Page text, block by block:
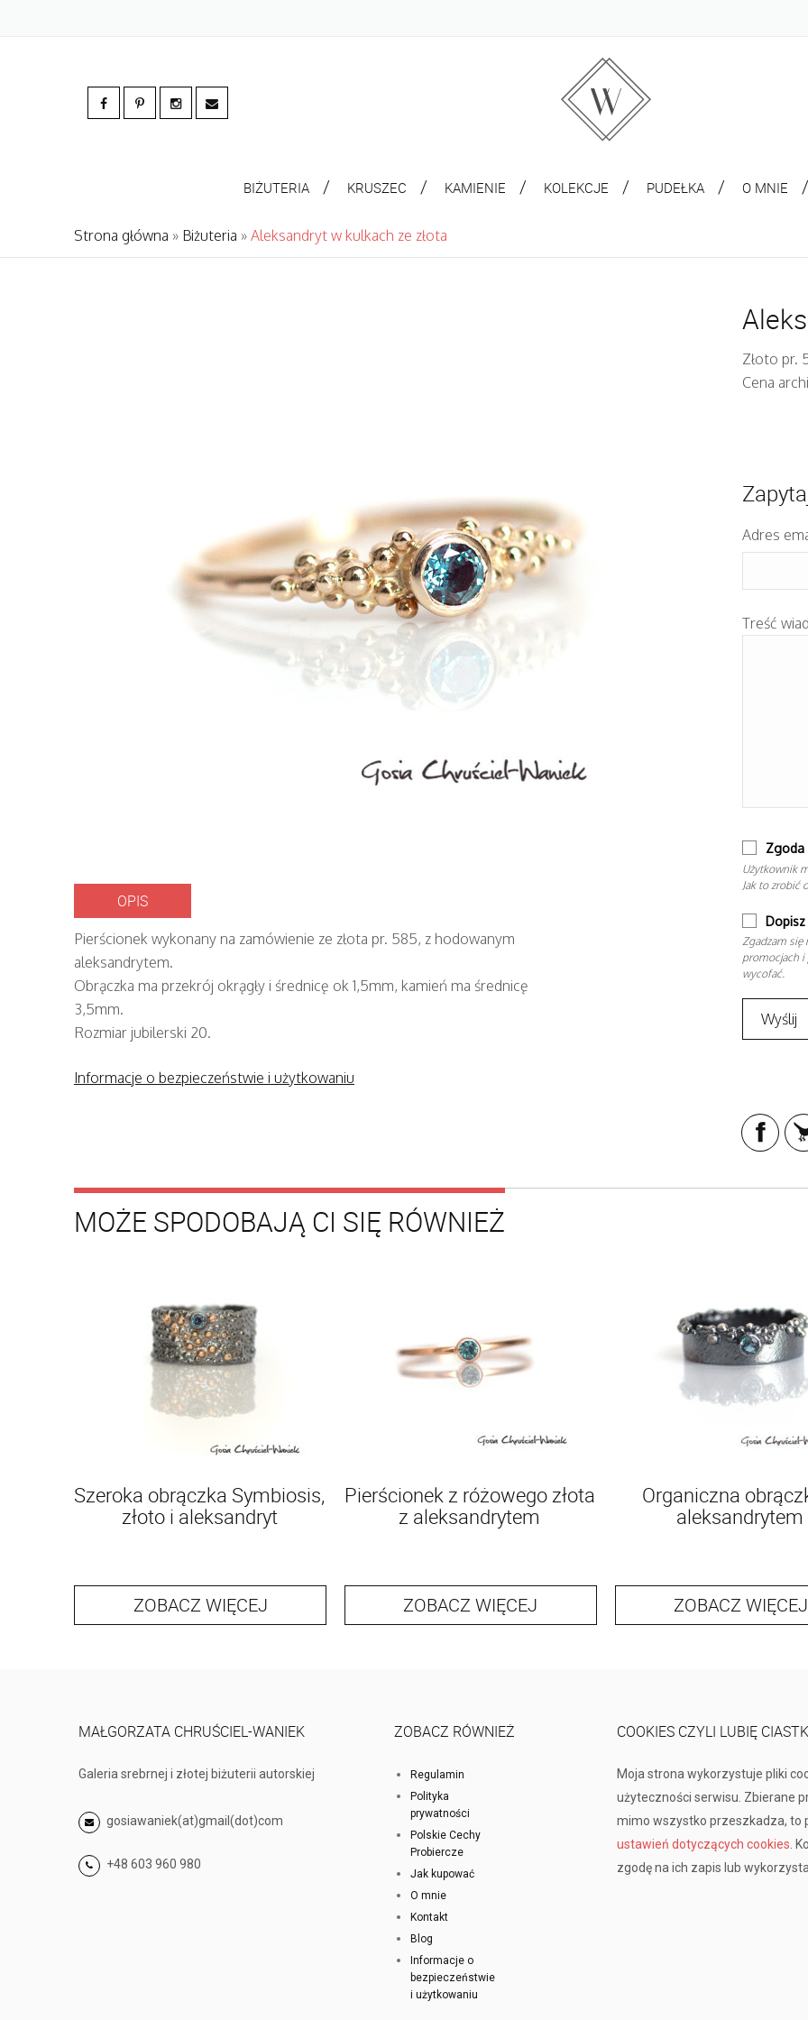
BIŻUTERIA KRUSZEC KAMIENIE KOLEKCJE PUDEŁKA O MNIE
Strona główna » Biżuteria » Aleksandryt w kulkach ze złota
OPIS
Pierścionek wykonany na zamówienie ze złota pr. 585, z hodowanym
aleksandrytem.
Obrączka ma przekrój okrągły i średnicę ok 1,5mm, kamień ma średnicę
3,5mm.
Rozmiar jubilerski 20.
Informacje o bezpieczeństwie i użytkowaniu
Złoto pr.
Cena
Adres
Treść
Zgoda
Użytkownik
Jak to zrobić
Zgadzam się
promocjach i
wycofać.
MOŻE SPODOBAJĄ CI SIĘ RÓWNIEŻ
Szeroka obrączka Symbiosis,
złoto i aleksandryt
ZOBACZ WIĘCEJ
Pierścionek z różowego złota
z aleksandrytem
ZOBACZ WIĘCEJ
Organiczna
aleksandrytem
ZOBACZ WIĘCEJ
MAŁGORZATA CHRUŚCIEL-WANIEK
Galeria srebrnej i złotej biżuterii autorskiej
gosiawaniek(at)gmail(dot)com
+48 603 960 980
ZOBACZ RÓWNIEŻ
Regulamin
Polityka
prywatności
Polskie Cechy
Probiercze
Jak kupować
O mnie
Kontakt
Blog
Informacje o
bezpieczeństwie
i użytkowaniu
COOKIES CZYLI LUBIĘ
Moja strona wykorzystuje pliki
użyteczności serwisu. Zbierane
mimo wszystko przeszkadza,
ustawień dotyczących cookies .
zgodę na ich zapis lub